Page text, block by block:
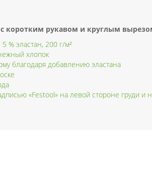
с коротким рукавом и круглым
% эластан, 200 г/м²
хлопок
благодаря добавлению эластана
«Festool» на левой стороне груди и